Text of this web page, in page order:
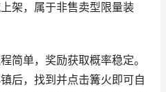
架，属于非售卖型限量装
简单，奖励获取概率稳定。
后，找到并点击篝火即可自